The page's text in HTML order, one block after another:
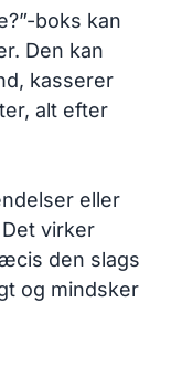
boks kan
Den kan
kasserer
alt efter
eller
virker
den slags
og mindsker